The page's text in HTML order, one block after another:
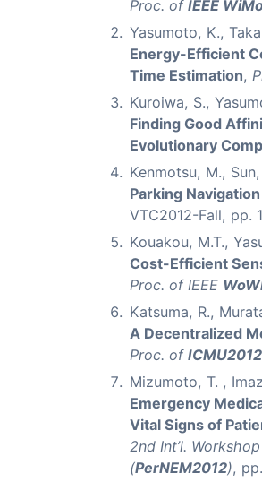
Proc. of IEEE
Yasumoto, K.,
Energy-Efficient
Time Estimation,
Kuroiwa, S.,
Finding Good
Evolutionary
Kenmotsu, M.,
Parking
VTC2012-Fall, pp.
Kouakou, M.T.,
Cost-Efficient
Proc. of IEEE
Katsuma, R.,
A Decentralized
Proc. of ICMU2012
Mizumoto, T. ,
Emergency
Vital Signs of
2nd Int’l.
(PerNEM2012),